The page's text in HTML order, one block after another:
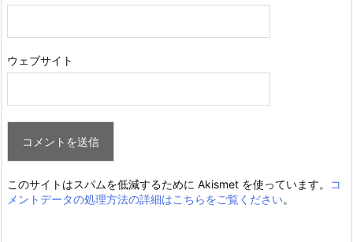
ウェブサイト
このサイトはスパムを低減するために Akismet を使っています。
コ
メントデータの処理方法の詳細はこちらをご覧ください。